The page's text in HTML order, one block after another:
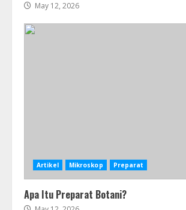
May 12, 2026
Artikel Mikroskop Preparat
Apa Itu Preparat Botani?